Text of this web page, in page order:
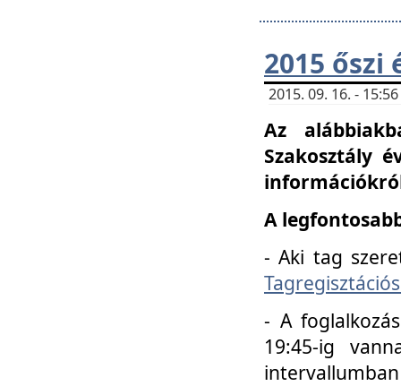
2015 őszi
2015. 09. 16. -
Az
Szakosztály
A
- Aki tag
- A
19:45-ig